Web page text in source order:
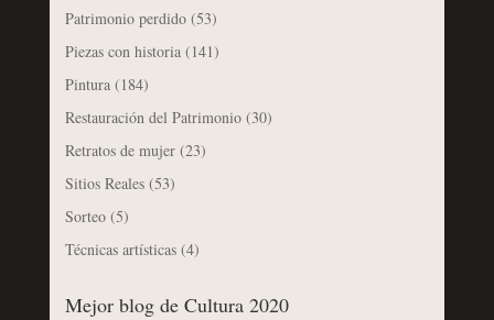
Patrimonio perdido(53)
Piezas con historia(141)
Pintura(184)
Restauración del Patrimonio(30)
Retratos de mujer(23)
Sitios Reales(53)
Sorteo(5)
Técnicas artísticas(4)
Mejor blog de Cultura 2020